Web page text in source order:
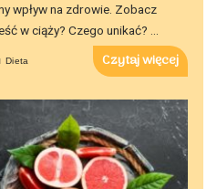
wpływ na zdrowie. Zobacz
w ciąży? Czego unikać?
Dieta Czytaj więcej